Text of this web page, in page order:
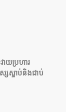
ាយប្រហារ
សស្លាប់​និង​ជាប់